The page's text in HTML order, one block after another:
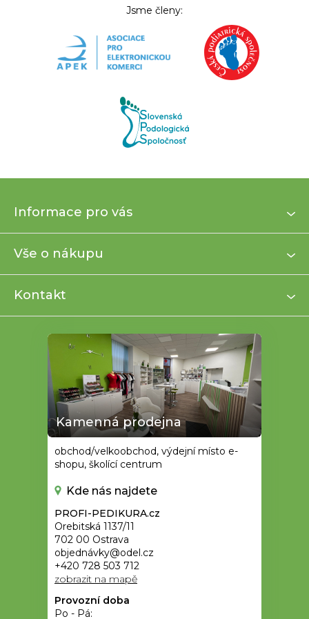
Jsme členy:
p
t
Informace pro vás
Vše o nákupu
Kontakt
Kamenná prodejna
obchod/velkoobchod, výdejní místo e-
shopu, školící centrum
Kde nás najdete
PROFI-PEDIKURA.cz
Orebitská 1137/11
702 00 Ostrava
objednávky@odel.cz
+420 728 503 712
zobrazit na mapě
Provozní doba
Po - Pá: